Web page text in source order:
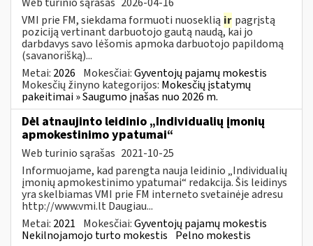
VMI prie FM, siekdama formuoti nuoseklią ir pagrįstą
poziciją vertinant darbuotojo gautą naudą, kai jo
darbdavys savo lėšomis apmoka darbuotojo papildomą
(savanorišką)...
Metai: 2026 Mokesčiai:Gyventojų pajamų mokestis
Mokesčių žinyno kategorijos: Mokesčių įstatymų
pakeitimai » Saugumo įnašas nuo 2026 m.
Dėl atnaujinto leidinio „Individualių įmonių
apmokestinimo ypatumai“
Web turinio sąrašas 2021-10-25
Informuojame, kad parengta nauja leidinio „Individualių
įmonių apmokestinimo ypatumai“ redakcija. Šis leidinys
yra skelbiamas VMI prie FM interneto svetainėje adresu
http://www.vmi.lt Daugiau...
Metai: 2021 Mokesčiai:Gyventojų pajamų mokestis
Nekilnojamojo turto mokestis Pelno mokestis